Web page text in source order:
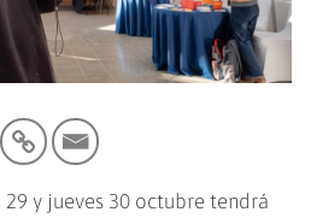
y jueves 30 octubre tendrá